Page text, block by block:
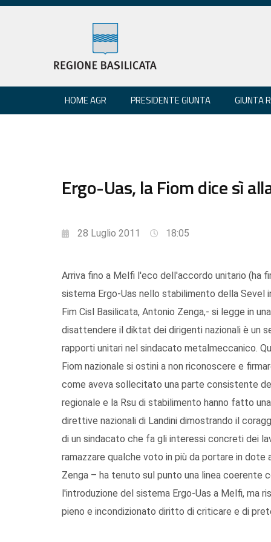
HOME AGR PRESIDENTE GIUNTA GIUNTA
Ergo-Uas, la Fiom dice sì
28 Luglio 2011 18:05
Arriva fino a Melfi l'eco dell'accordo unitario (ha
sistema Ergo-Uas nello stabilimento della Sevel
Fim Cisl Basilicata, Antonio Zenga,- si legge in
disattendere il diktat dei dirigenti nazionali è un
rapporti unitari nel sindacato metalmeccanico.
Fiom nazionale si ostini a non riconoscere e
come aveva sollecitato una parte consistente
regionale e la Rsu di stabilimento hanno fatto
direttive nazionali di Landini dimostrando il
di un sindacato che fa gli interessi concreti dei
ramazzare qualche voto in più da portare in
Zenga – ha tenuto sul punto una linea coerente
l'introduzione del sistema Ergo-Uas a Melfi, ma
pieno e incondizionato diritto di criticare e di